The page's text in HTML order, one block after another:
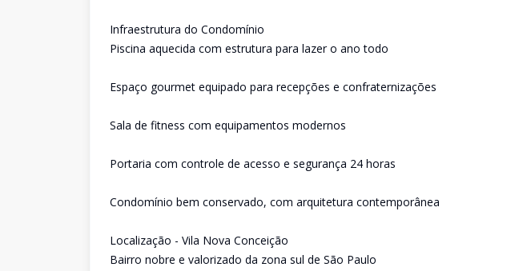
Infraestrutura do Condomínio
Piscina aquecida com estrutura para lazer o ano todo
Espaço gourmet equipado para recepções e confraternizações
Sala de fitness com equipamentos modernos
Portaria com controle de acesso e segurança 24 horas
Condomínio bem conservado, com arquitetura contemporânea
Localização - Vila Nova Conceição
Bairro nobre e valorizado da zona sul de São Paulo